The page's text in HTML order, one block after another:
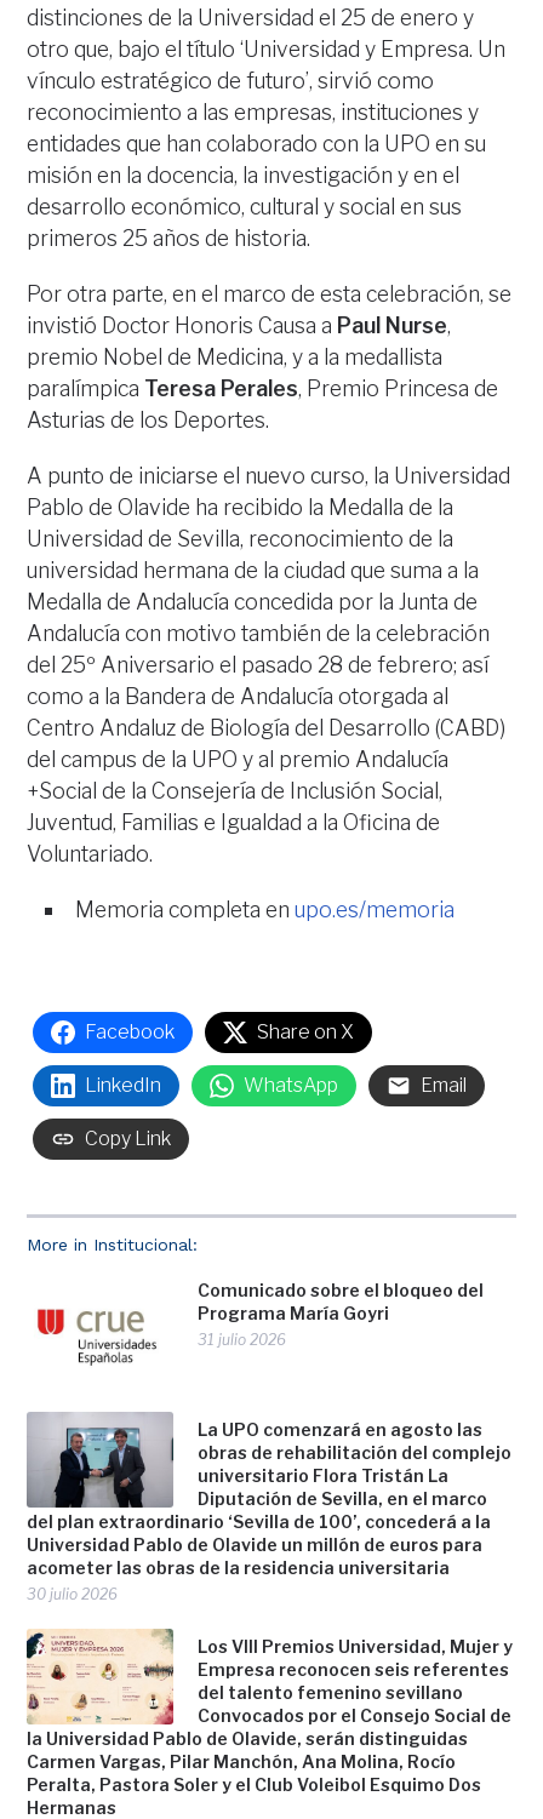
More in Institucional:
Comunicado sobre el bloqueo del
Programa María Goyri
31 julio 2026
La UPO comenzará en agosto las
obras de rehabilitación del complejo
universitario Flora Tristán La
Diputación de Sevilla, en el marco
del plan extraordinario ‘Sevilla de 100’, concederá a la
Universidad Pablo de Olavide un millón de euros para
acometer las obras de la residencia universitaria
30 julio 2026
Los VIII Premios Universidad, Mujer y
Empresa reconocen seis referentes
del talento femenino sevillano
Convocados por el Consejo Social de
la Universidad Pablo de Olavide, serán distinguidas
Carmen Vargas, Pilar Manchón, Ana Molina, Rocío
Peralta, Pastora Soler y el Club Voleibol Esquimo Dos
Hermanas
distinciones de la Universidad el 25 de enero y
otro que, bajo el título ‘Universidad y Empresa. Un
vínculo estratégico de futuro’, sirvió como
reconocimiento a las empresas, instituciones y
entidades que han colaborado con la UPO en su
misión en la docencia, la investigación y en el
desarrollo económico, cultural y social en sus
primeros 25 años de historia.
Por otra parte, en el marco de esta celebración, se
invistió Doctor Honoris Causa a Paul Nurse,
premio Nobel de Medicina, y a la medallista
paralímpica Teresa Perales, Premio Princesa de
Asturias de los Deportes.
A punto de iniciarse el nuevo curso, la Universidad
Pablo de Olavide ha recibido la Medalla de la
Universidad de Sevilla, reconocimiento de la
universidad hermana de la ciudad que suma a la
Medalla de Andalucía concedida por la Junta de
Andalucía con motivo también de la celebración
del 25º Aniversario el pasado 28 de febrero; así
como a la Bandera de Andalucía otorgada al
Centro Andaluz de Biología del Desarrollo (CABD)
del campus de la UPO y al premio Andalucía
+Social de la Consejería de Inclusión Social,
Juventud, Familias e Igualdad a la Oficina de
Voluntariado.
Memoria completa en upo.es/memoria
Facebook Share on X
LinkedIn WhatsApp Email
Copy Link